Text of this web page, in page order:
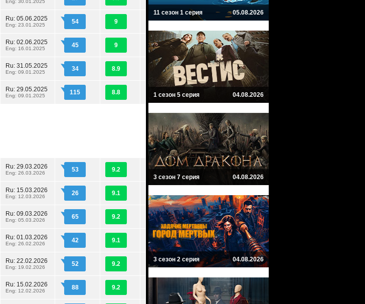
Eng: 30.01.2025
Ru: 05.06.2025
Eng: 23.01.2025 54 9
Ru: 02.06.2025
Eng: 16.01.2025 45 9
Ru: 31.05.2025
Eng: 09.01.2025 34 8.9
Ru: 29.05.2025
Eng: 09.01.2025 115 8.8
Ru: 29.03.2026
Eng: 26.03.2026 53 9.2
Ru: 15.03.2026
Eng: 12.03.2026 26 9.1
Ru: 09.03.2026
Eng: 05.03.2026 65 9.2
Ru: 01.03.2026
Eng: 26.02.2026 42 9.1
Ru: 22.02.2026
Eng: 19.02.2026 52 9.2
Ru: 15.02.2026
Eng: 12.02.2026 88 9.2
11 сезон 1 серия 05.08.2026
1 сезон 5 серия 04.08.2026
3 сезон 7 серия 04.08.2026
3 сезон 2 серия 04.08.2026